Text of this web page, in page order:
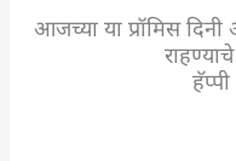
आजच्या या प्रॉमिस